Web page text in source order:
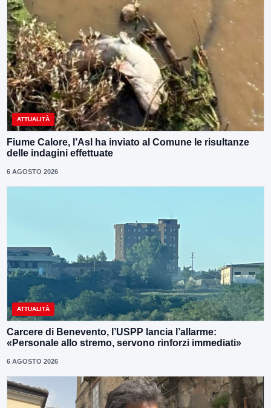
ATTUALITÀ
Fiume Calore, l’Asl ha inviato al Comune le risultanze
delle indagini effettuate
6 AGOSTO 2026
ATTUALITÀ
Carcere di Benevento, l’USPP lancia l’allarme:
«Personale allo stremo, servono rinforzi immediati»
6 AGOSTO 2026